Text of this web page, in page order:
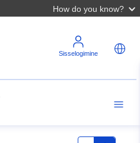
How do you know?
Sisselogimine